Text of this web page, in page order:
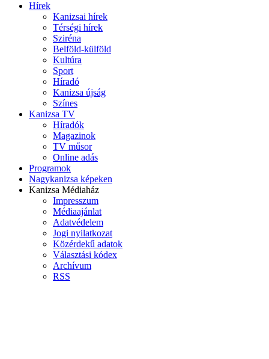
Hírek
Kanizsai hírek
Térségi hírek
Sziréna
Belföld-külföld
Kultúra
Sport
Híradó
Kanizsa újság
Színes
Kanizsa TV
Híradók
Magazinok
TV műsor
Online adás
Programok
Nagykanizsa képeken
Kanizsa Médiaház
Impresszum
Médiaajánlat
Adatvédelem
Jogi nyilatkozat
Közérdekű adatok
Választási kódex
Archívum
RSS